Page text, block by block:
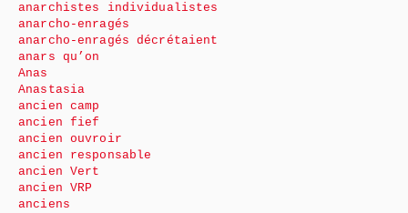
anarchistes individualistes
anarcho-enragés
anarcho-enragés décrétaient
anars qu’on
Anas
Anastasia
ancien camp
ancien fief
ancien ouvroir
ancien responsable
ancien Vert
ancien VRP
anciens